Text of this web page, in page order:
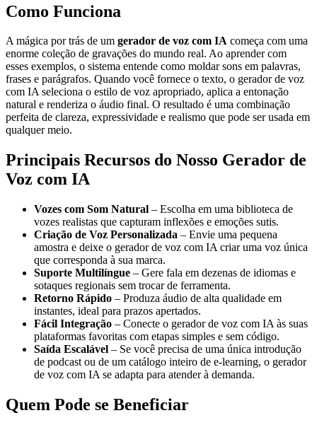
Como Funciona
A mágica por trás de um gerador de voz com IA começa com uma
enorme coleção de gravações do mundo real. Ao aprender com
esses exemplos, o sistema entende como moldar sons em palavras,
frases e parágrafos. Quando você fornece o texto, o gerador de voz
com IA seleciona o estilo de voz apropriado, aplica a entonação
natural e renderiza o áudio final. O resultado é uma combinação
perfeita de clareza, expressividade e realismo que pode ser usada em
qualquer meio.
Principais Recursos do Nosso Gerador de
Voz com IA
Vozes com Som Natural – Escolha em uma biblioteca de
vozes realistas que capturam inflexões e emoções sutis.
Criação de Voz Personalizada – Envie uma pequena
amostra e deixe o gerador de voz com IA criar uma voz única
que corresponda à sua marca.
Suporte Multilíngue – Gere fala em dezenas de idiomas e
sotaques regionais sem trocar de ferramenta.
Retorno Rápido – Produza áudio de alta qualidade em
instantes, ideal para prazos apertados.
Fácil Integração – Conecte o gerador de voz com IA às suas
plataformas favoritas com etapas simples e sem código.
Saída Escalável – Se você precisa de uma única introdução
de podcast ou de um catálogo inteiro de e‑learning, o gerador
de voz com IA se adapta para atender à demanda.
Quem Pode se Beneficiar